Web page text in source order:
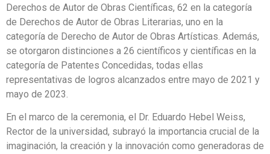
Derechos de Autor de Obras Científicas, 62 en la categoría
de Derechos de Autor de Obras Literarias, uno en la
categoría de Derecho de Autor de Obras Artísticas. Además,
se otorgaron distinciones a 26 científicos y científicas en la
categoría de Patentes Concedidas, todas ellas
representativas de logros alcanzados entre mayo de 2021 y
mayo de 2023.
En el marco de la ceremonia, el Dr. Eduardo Hebel Weiss,
Rector de la universidad, subrayó la importancia crucial de la
imaginación, la creación y la innovación como generadoras de